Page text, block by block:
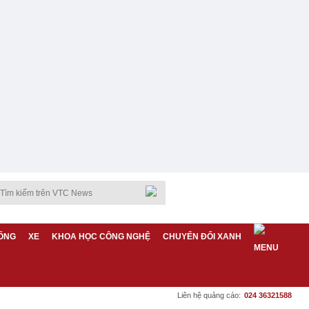
XE KHOA HỌC CÔNG NGHỆ CHUYỂN ĐỔI XANH
Liên hệ quảng cáo: 024 36321588